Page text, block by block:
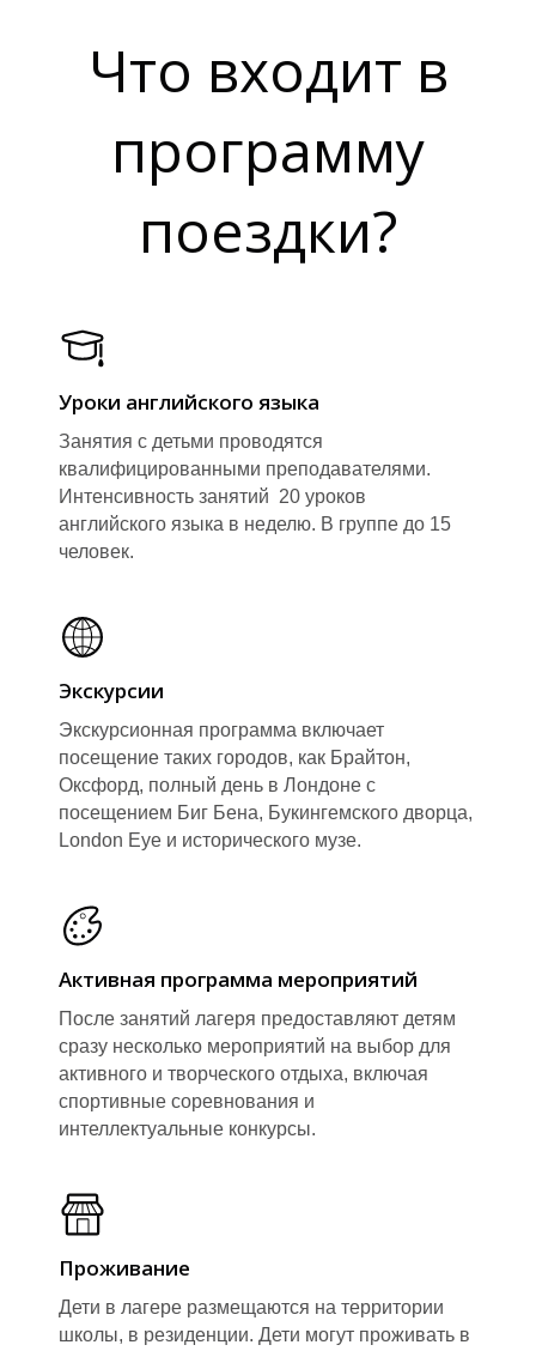
Что входит в
программу
поездки?
Уроки английского языка
Занятия с детьми проводятся
квалифицированными преподавателями.
Интенсивность занятий 20 уроков
английского языка в неделю. В группе до 15
человек.
Экскурсии
Экскурсионная программа включает
посещение таких городов, как Брайтон,
Оксфорд, полный день в Лондоне с
посещением Биг Бена, Букингемского дворца,
London Eye и исторического музе.
Активная программа мероприятий
После занятий лагеря предоставляют детям
сразу несколько мероприятий на выбор для
активного и творческого отдыха, включая
спортивные соревнования и
интеллектуальные конкурсы.
Проживание
Дети в лагере размещаются на территории
школы, в резиденции. Дети могут проживать в